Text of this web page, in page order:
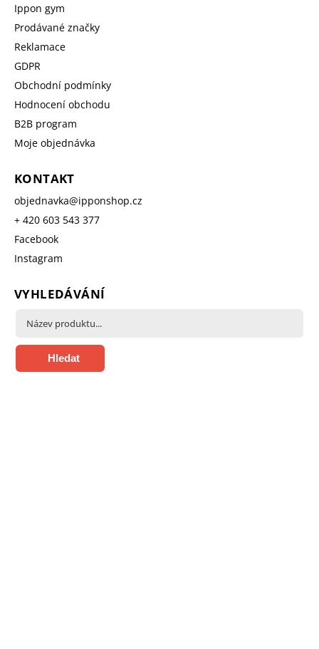
Ippon gym
Prodávané značky
Reklamace
GDPR
Obchodní podmínky
Hodnocení obchodu
B2B program
Moje objednávka
KONTAKT
objednavka@ipponshop.cz
+ 420 603 543 377
Facebook
Instagram
VYHLEDÁVÁNÍ
Hledat